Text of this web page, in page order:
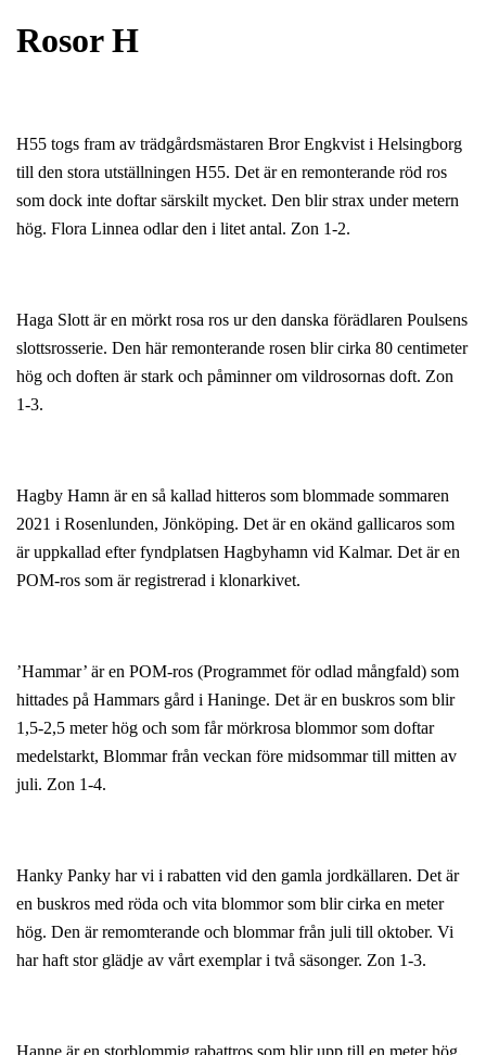
Rosor H
H55 togs fram av trädgårdsmästaren Bror Engkvist i Helsingborg
till den stora utställningen H55. Det är en remonterande röd ros
som dock inte doftar särskilt mycket. Den blir strax under metern
hög. Flora Linnea odlar den i litet antal. Zon 1-2.
Haga Slott är en mörkt rosa ros ur den danska förädlaren Poulsens
slottsrosserie. Den här remonterande rosen blir cirka 80 centimeter
hög och doften är stark och påminner om vildrosornas doft. Zon
1-3.
Hagby Hamn är en så kallad hitteros som blommade sommaren
2021 i Rosenlunden, Jönköping. Det är en okänd gallicaros som
är uppkallad efter fyndplatsen Hagbyhamn vid Kalmar. Det är en
POM-ros som är registrerad i klonarkivet.
’Hammar’ är en POM-ros (Programmet för odlad mångfald) som
hittades på Hammars gård i Haninge. Det är en buskros som blir
1,5-2,5 meter hög och som får mörkrosa blommor som doftar
medelstarkt, Blommar från veckan före midsommar till mitten av
juli. Zon 1-4.
Hanky Panky har vi i rabatten vid den gamla jordkällaren. Det är
en buskros med röda och vita blommor som blir cirka en meter
hög. Den är remomterande och blommar från juli till oktober. Vi
har haft stor glädje av vårt exemplar i två säsonger. Zon 1-3.
Hanne är en storblommig rabattros som blir upp till en meter hög.